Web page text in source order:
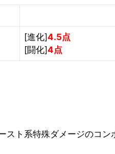
[進化]4.5点
[闘化]4点
ト系特殊ダメージのコン